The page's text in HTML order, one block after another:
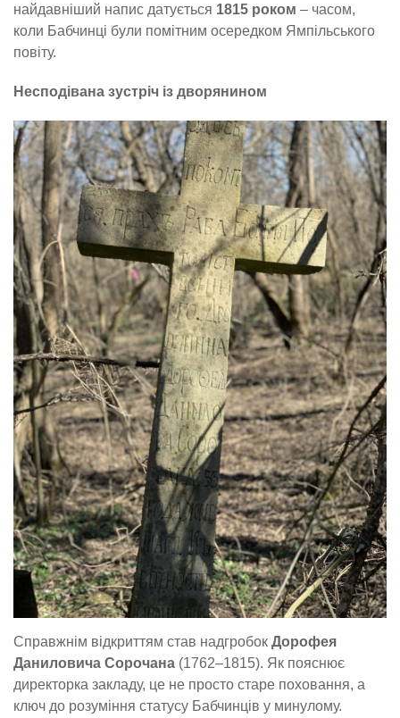
найдавніший напис датується 1815 роком – часом,
коли Бабчинці були помітним осередком Ямпільського
повіту.
Несподівана зустріч із дворянином
Справжнім відкриттям став надгробок Дорофея
Даниловича Сорочана (1762–1815). Як пояснює
директорка закладу, це не просто старе поховання, а
ключ до розуміння статусу Бабчинців у минулому.